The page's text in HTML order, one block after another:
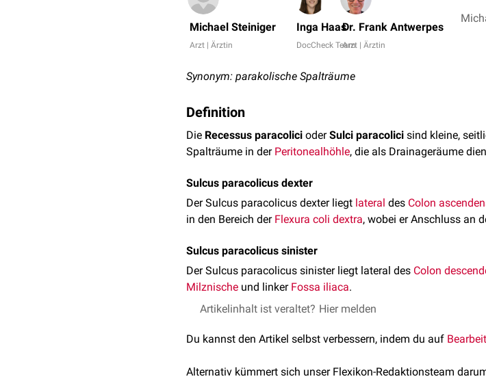
Michael Steiniger
Arzt | Ärztin
Inga Haas
DocCheck Team
Dr. Frank Antwerpes
Arzt | Ärztin
Synonym: parakolische Spalträume
Definition
Die Recessus paracolici oderSulci paracolici sind kleine,
Spalträume in der Peritonealhöhle, die als Drainageräume
Sulcus paracolicus dexter
Der Sulcus paracolicus dexter liegt lateral des Colon
in den Bereich der Flexura coli dextra, wobei er Anschluss an
Sulcus paracolicus sinister
Der Sulcus paracolicus sinister liegt lateral des Colon
Milznische und linker Fossa iliaca.
Artikelinhalt ist veraltet? Hier melden
Du kannst den Artikel selbst verbessern, indem du auf
Alternativ kümmert sich unser Flexikon-Redaktionsteam